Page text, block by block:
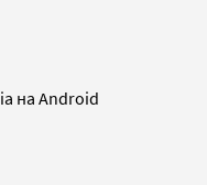
на Android